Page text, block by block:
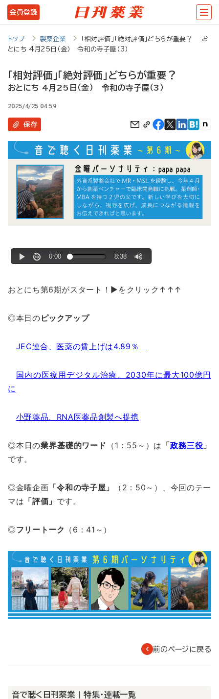
メ
イ
テ
ツ
に
会員登録
トップ 製薬企業
「相対評価」「絶対評価」どちらが重要？ お
とにち 4月25日（金） 令和の寺子屋（3）
「相対評価」「絶対評価」どちらが重要？
おとにち 4月25日（金） 令和の寺子屋（3）
2025/4/25 04:59
保存
おとにち第6期がスタート！▶をクリック↑↑↑
◎本日の ピックアップ
JEC連合、医薬の賃上げは4.89％
国内の医療用デジタル治療、2030年に最大100億円
に
小野薬品、RNA医薬品創製へ提携
◎本日の業界基礎的ワード （1：55～）は 「政務三役 」
です。
◎金曜企画 「令和の寺子屋」
（2：50～）、今回のテー
マは 「評価」 です。
◎フリートーク （6：41～）
前のページに戻る
音で聴く日刊薬業 | 特集・連載一覧